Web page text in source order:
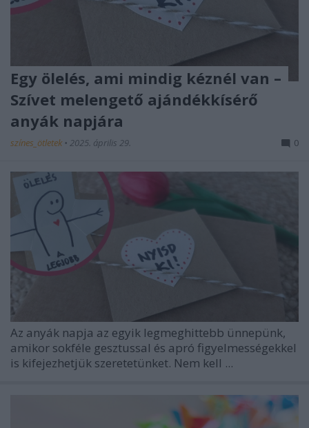
Egy ölelés, ami mindig kéznél van –
Szívet melengető ajándékkísérő
anyák napjára
színes_ötletek • 2025. április 29. 0
Az anyák napja az egyik legmeghittebb ünnepünk,
amikor sokféle gesztussal és apró figyelmességekkel
is kifejezhetjük szeretetünket. Nem kell ...